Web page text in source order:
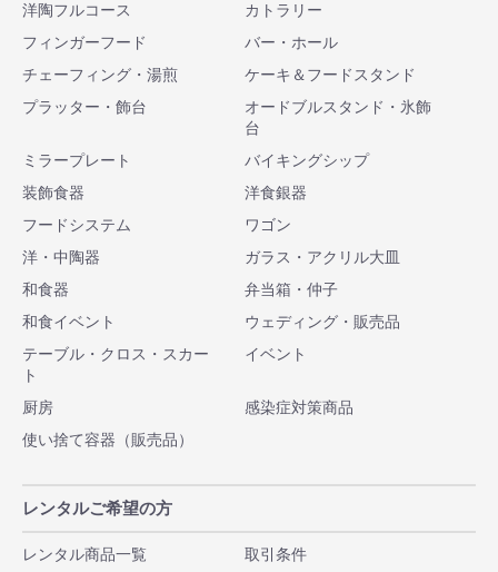
洋陶フルコース
カトラリー
フィンガーフード
バー・ホール
チェーフィング・湯煎
ケーキ＆フードスタンド
プラッター・飾台
オードブルスタンド・氷飾
台
ミラープレート
バイキングシップ
装飾食器
洋食銀器
フードシステム
ワゴン
洋・中陶器
ガラス・アクリル大皿
和食器
弁当箱・仲子
和食イベント
ウェディング・販売品
テーブル・クロス・スカー
ト
イベント
厨房
感染症対策商品
使い捨て容器（販売品）
レンタルご希望の方
レンタル商品一覧
取引条件